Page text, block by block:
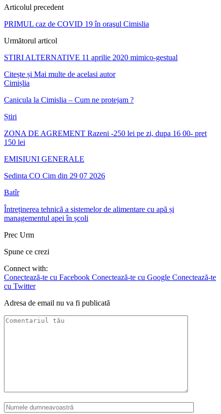
Articolul precedent
PRIMUL caz de COVID 19 în oraşul Cimislia
Următorul articol
STIRI ALTERNATIVE 11 aprilie 2020 mimico-gestual
Citește și Mai multe de acelasi autor
Cimișlia
Canicula la Cimislia – Cum ne protejam ?
Știri
ZONA DE AGREMENT Razeni -250 lei pe zi, dupa 16 00- pret
150 lei
EMISIUNI GENERALE
Sedinta CO Cim din 29 07 2026
Batîr
Întreținerea tehnică a sistemelor de alimentare cu apă și
managementul apei în școli
Prec Urm
Spune ce crezi
Connect with:
Conectează-te cu Facebook Conectează-te cu Google Conectează-te
cu Twitter
Adresa de email nu va fi publicată